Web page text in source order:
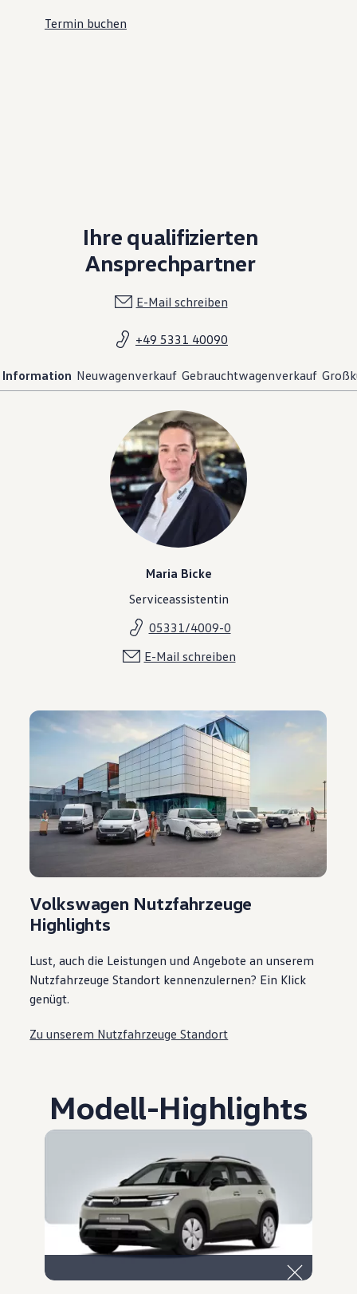
Termin buchen
Ihre qualifizierten
Ansprechpartner
E-Mail schreiben
+49 5331 40090
Information Neuwagenverkauf Gebrauchtwagenverkauf
Maria Bicke
Serviceassistentin
05331/4009-0
E-Mail schreiben
Volkswagen Nutzfahrzeuge
Highlights
Lust, auch die Leistungen und Angebote an unserem
Nutzfahrzeuge Standort kennenzulernen? Ein Klick
genügt.
Zu unserem Nutzfahrzeuge Standort
Modell-Highlights